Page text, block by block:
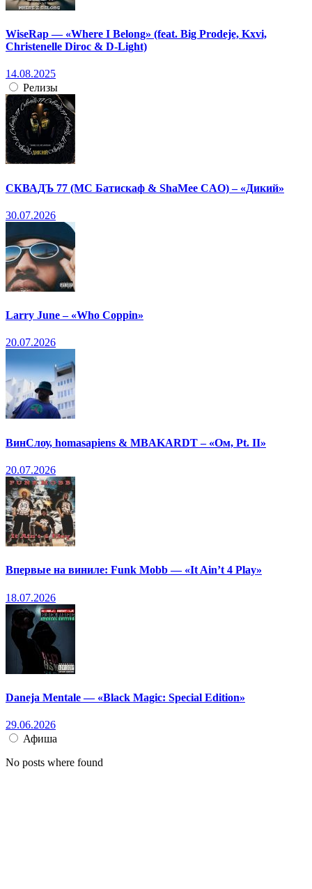
WiseRap — «Where I Belong» (feat. Big Prodeje, Kxvi,
Christenelle Diroc & D-Light)
14.08.2025
Релизы
СКВАДЪ 77 (МС Батискаф & ShaMee CAO) – «Дикий»
30.07.2026
Larry June – «Who Coppin»
20.07.2026
ВинСлоу, homasapiens & MBAKARDT – «Ом, Pt. II»
20.07.2026
Впервые на виниле: Funk Mobb — «It Ain’t 4 Play»
18.07.2026
Daneja Mentale — «Black Magic: Special Edition»
29.06.2026
Афиша
No posts where found